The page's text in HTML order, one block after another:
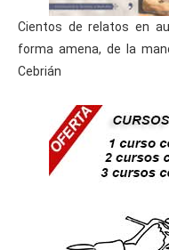
Cientos de relatos en
forma amena, de la
Cebrián